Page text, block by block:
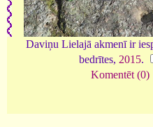
Daviņu Lielajā akmenī ir
bedrītes, 2015.
Komentēt (0)